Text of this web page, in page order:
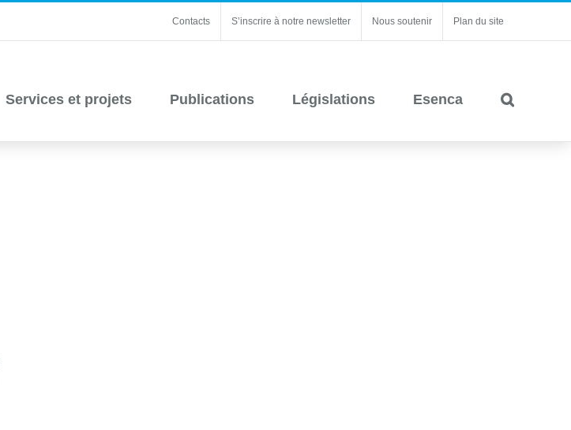
Contacts S’inscrire à notre newsletter Nous soutenir Plan du site
Services et projets Publications Législations Esenca